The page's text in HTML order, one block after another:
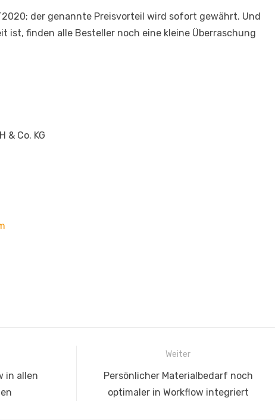
der genannte Preisvorteil wird sofort gewährt. Und
ist, finden alle Besteller noch eine kleine Überraschung
& Co. KG
in allen
Weiter
Nächster
Beitrag:
Persönlicher Materialbedarf noch
optimaler in Workflow integriert